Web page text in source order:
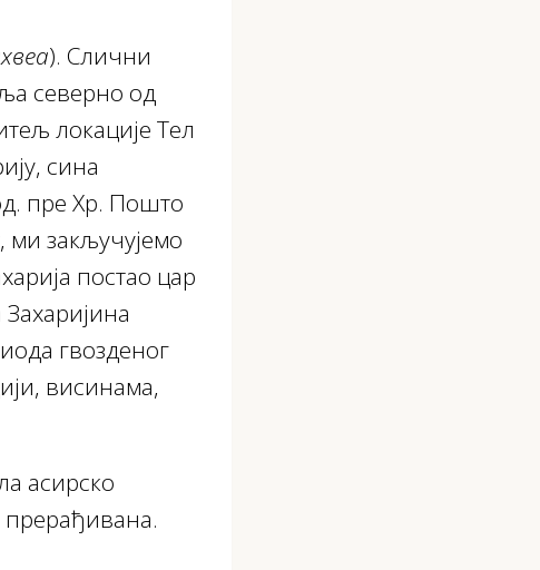
). Слични
северно од
локације Тел
сина
пре Хр. Пошто
закључујемо
постао цар
гвозденог
висинама,
асирско